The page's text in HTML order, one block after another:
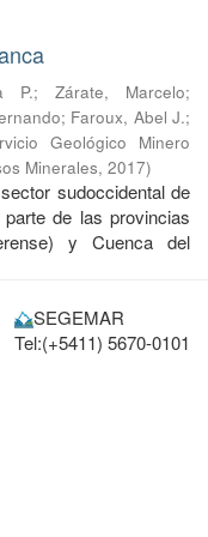
P.; Zárate, Marcelo;
; Faroux, Abel J.;
Geológico Minero
Minerales, 2017)
sudoccidental de
de las provincias
y Cuenca del
SEGEMAR
Tel:(+5411) 5670-0101